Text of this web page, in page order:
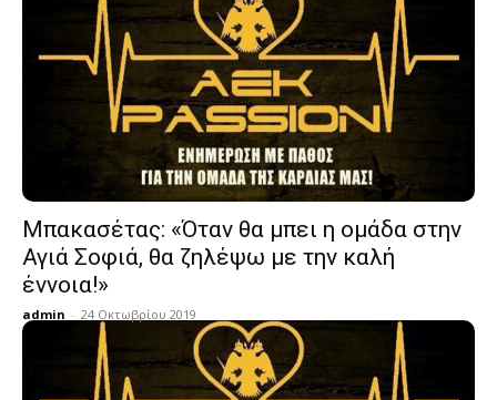
Μπακασέτας: «Όταν θα μπει η ομάδα στην
Αγιά Σοφιά, θα ζηλέψω με την καλή
έννοια!»
admin - 24 Οκτωβρίου 2019